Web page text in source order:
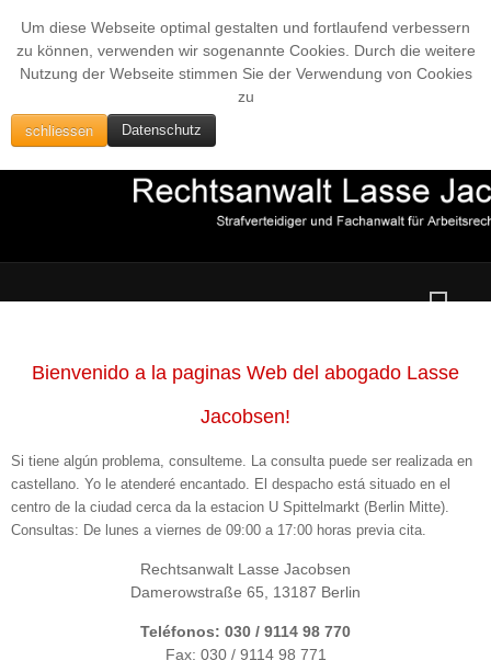
Um diese Webseite optimal gestalten und fortlaufend verbessern
zu können, verwenden wir sogenannte Cookies. Durch die weitere
Nutzung der Webseite stimmen Sie der Verwendung von Cookies
zu
schliessen Datenschutz
Bienvenido a la paginas Web del abogado Lasse
Jacobsen!
Si tiene algún problema, consulteme. La consulta puede ser realizada en
castellano. Yo le atenderé encantado. El despacho está situado en el
centro de la ciudad cerca da la estacion U Spittelmarkt (Berlin Mitte).
Consultas: De lunes a viernes de 09:00 a 17:00 horas previa cita.
Rechtsanwalt Lasse Jacobsen
Damerowstraße 65, 13187 Berlin
Teléfonos: 030 / 9114 98 770
Fax: 030 / 9114 98 771